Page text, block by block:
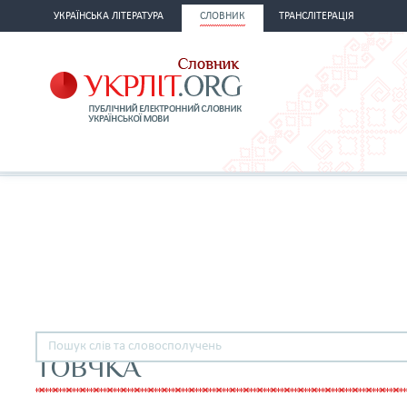
УКРАЇНСЬКА ЛІТЕРАТУРА СЛОВНИК ТРАНСЛІТЕРАЦІЯ
ТОВЧКА